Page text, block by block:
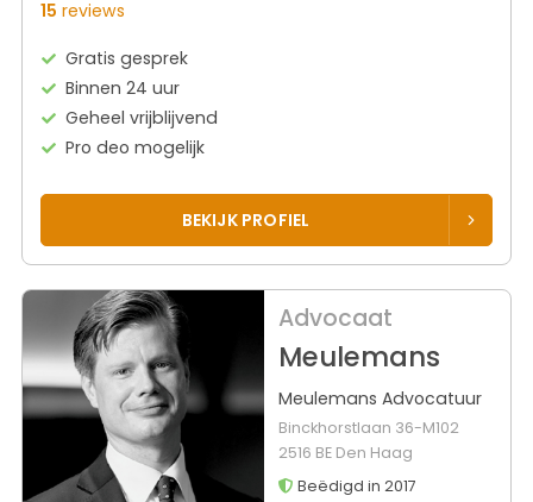
15 reviews
Gratis gesprek
Binnen 24 uur
Geheel vrijblijvend
Pro deo mogelijk
BEKIJK PROFIEL
Advocaat
Meulemans
Meulemans Advocatuur
Binckhorstlaan 36-M102
2516 BE Den Haag
Beëdigd in 2017